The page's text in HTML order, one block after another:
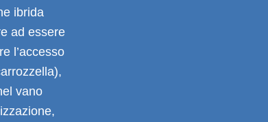
ibrida
ad essere
l’accesso
vano